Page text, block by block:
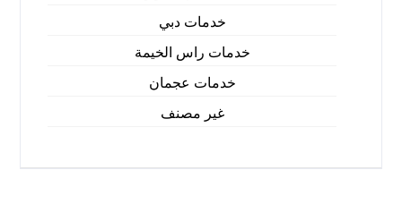
خدمات دبي
خدمات راس الخيمة
خدمات عجمان
غير مصنف